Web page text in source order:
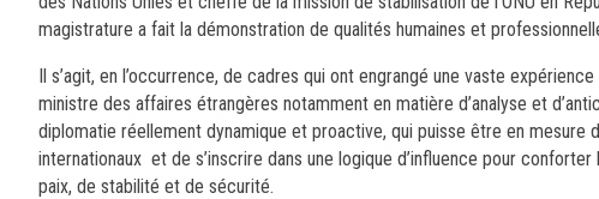
magistrature a fait la démonstration de qualités humaines et
Il s’agit, en l’occurrence, de cadres qui ont engrangé une vaste
ministre des affaires étrangères notamment en matière d’analyse et
diplomatie réellement dynamique et proactive, qui puisse être en
internationaux et de s’inscrire dans une logique d’influence pour
paix, de stabilité et de sécurité.